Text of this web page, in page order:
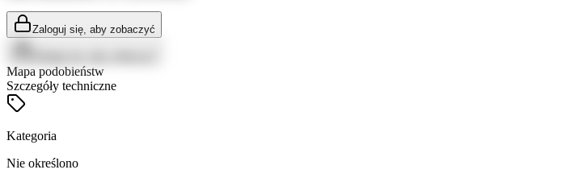
Zaloguj się, aby zobaczyć
Mapa podobieństw
Szczegóły techniczne
Kategoria
Nie określono